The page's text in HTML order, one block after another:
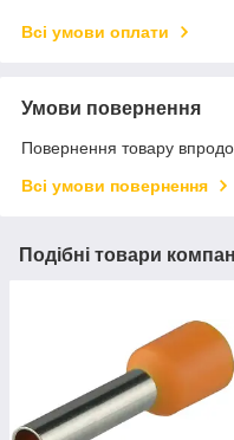
Всі умови оплати
Умови повернення
Повернення товару
Всі умови повернення
Подібні товари